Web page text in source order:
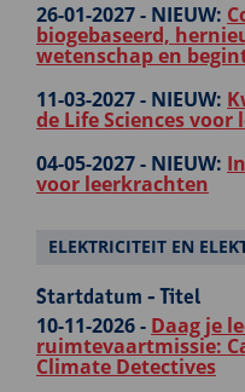
26-01-2027 - NIEUW:
biogebaseerd,
wetenschap en
11-03-2027 - NIEUW:
de Life Sciences
04-05-2027 - NIEUW:
voor leerkrachten
ELEKTRICITEIT EN
Startdatum - Titel
10-11-2026 - Daag je
ruimtevaartmissie:
Climate Detectives